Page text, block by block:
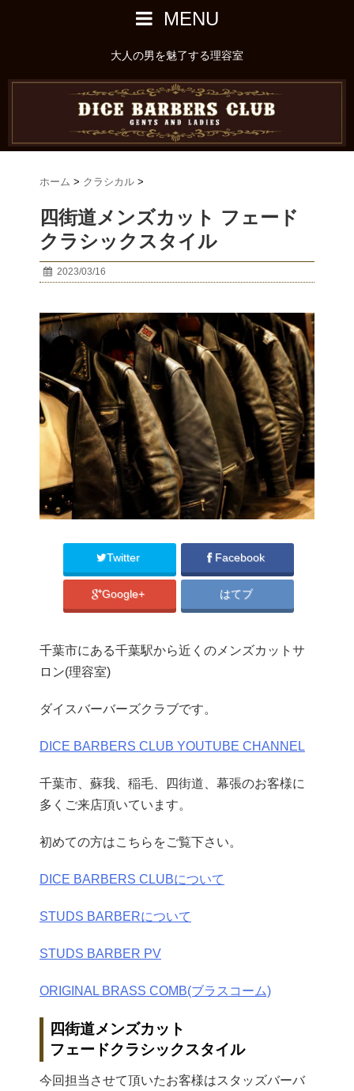
MENU
大人の男を魅了する理容室
ホーム > クラシカル >
四街道メンズカット フェード
クラシックスタイル
2023/03/16
Twitter Facebook
Google+ はてブ
千葉市にある千葉駅から近くのメンズカットサ
ロン(理容室)
ダイスバーバーズクラブです。
DICE BARBERS CLUB YOUTUBE CHANNEL
千葉市、蘇我、稲毛、四街道、幕張のお客様に
多くご来店頂いています。
初めての方はこちらをご覧下さい。
DICE BARBERS CLUBについて
STUDS BARBERについて
STUDS BARBER PV
ORIGINAL BRASS COMB(ブラスコーム)
四街道メンズカット
フェードクラシックスタイル
今回担当させて頂いたお客様はスタッズバーバ